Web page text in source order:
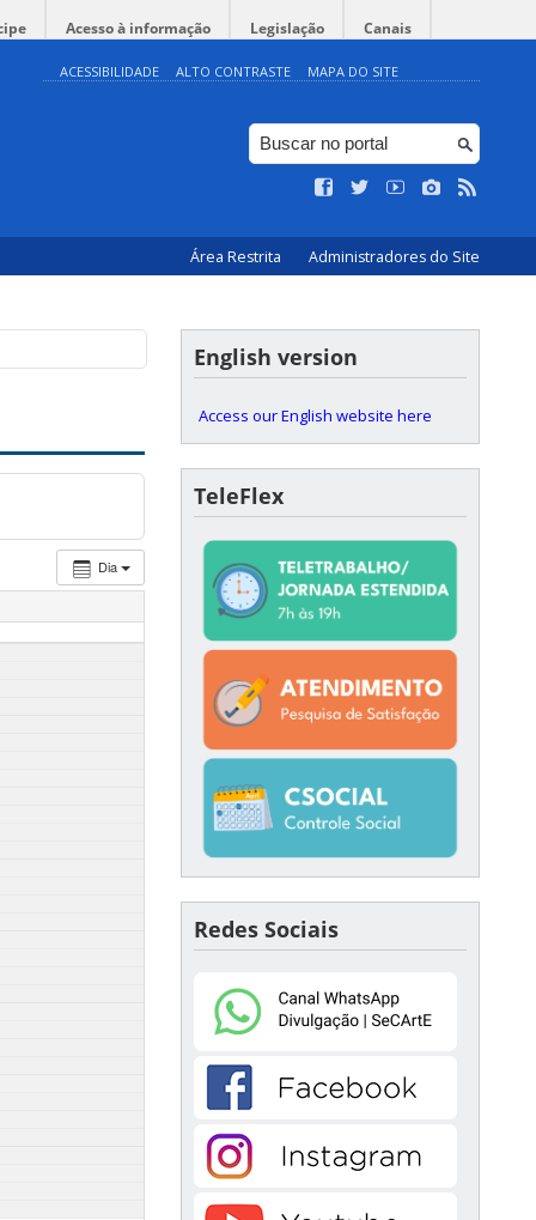
Acesso à informação Legislação Canais
ACESSIBILIDADE ALTO CONTRASTE MAPA DO SITE
Área Restrita Administradores do Site
Dia
English version
Access our English website here
TeleFlex
Redes Sociais